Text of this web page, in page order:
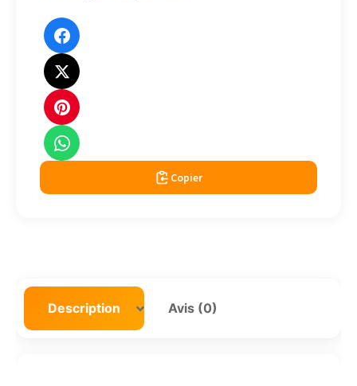
Copier
Description Avis (0)